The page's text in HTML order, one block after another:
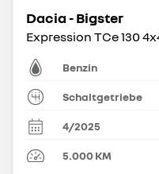
Dacia - Bigster
Expression TCe 130
Benzin
Schaltgetriebe
4/2025
5.000KM